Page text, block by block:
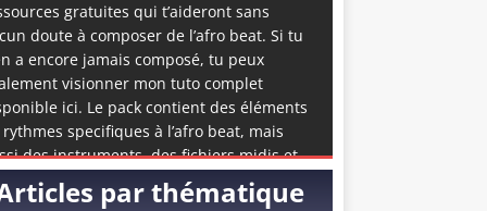
gratuites qui t’aideront sans
doute à composer de l’afro beat. Si tu
a encore jamais composé, tu peux
visionner mon tuto complet
ici. Le pack contient des éléments
specifiques à l’afro beat, mais
des instruments, des fichiers midis et
quelques accapelas et loops prête à
C’est de loin la meilleure ressource
par thématique